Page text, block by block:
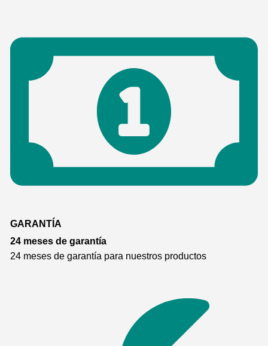
GARANTÍA
24 meses de garantía
24 meses de garantía para nuestros productos